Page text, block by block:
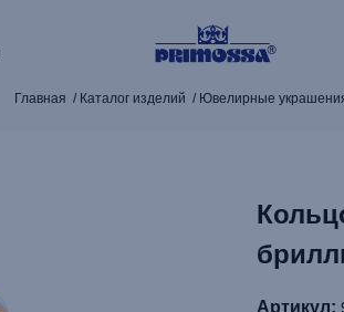
Главная Каталог изделий Ювелирные
Артикул: